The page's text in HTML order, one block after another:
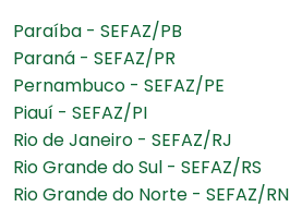
Paraíba - SEFAZ/PB
Paraná - SEFAZ/PR
Pernambuco - SEFAZ/PE
Piauí - SEFAZ/PI
Rio de Janeiro - SEFAZ/RJ
Rio Grande do Sul - SEFAZ/RS
Rio Grande do Norte - SEFAZ/RN